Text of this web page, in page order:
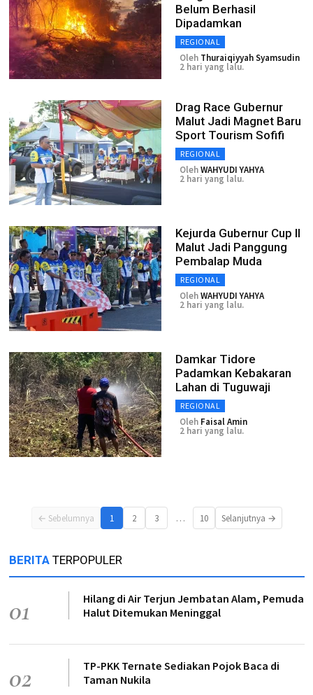
Belum Berhasil
Dipadamkan
REGIONAL
Oleh Thuraiqiyyah Syamsudin
2 hari yang lalu.
Drag Race Gubernur
Malut Jadi Magnet Baru
Sport Tourism Sofifi
REGIONAL
OlehWAHYUDI YAHYA
2 hari yang lalu.
Kejurda Gubernur Cup II
Malut Jadi Panggung
Pembalap Muda
REGIONAL
OlehWAHYUDI YAHYA
2 hari yang lalu.
Damkar Tidore
Padamkan Kebakaran
Lahan di Tuguwaji
REGIONAL
Oleh Faisal Amin
2 hari yang lalu.
← Sebelumnya 1 2 3 … 10 Selanjutnya →
BERITA TERPOPULER
01
Hilang di Air Terjun Jembatan Alam, Pemuda
Halut Ditemukan Meninggal
02
TP-PKK Ternate Sediakan Pojok Baca di
Taman Nukila